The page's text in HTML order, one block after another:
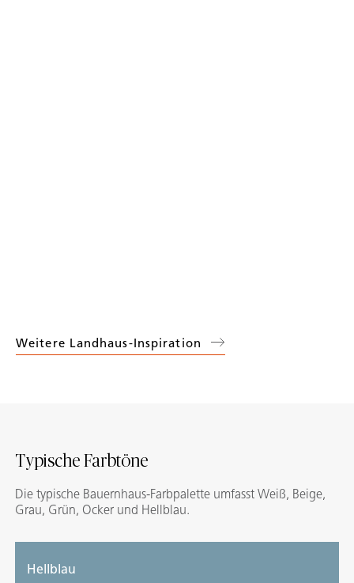
Weitere Landhaus-Inspiration
Typische Farbtöne
Die typische Bauernhaus-Farbpalette umfasst Weiß, Beige,
Grau, Grün, Ocker und Hellblau.
Hellblau